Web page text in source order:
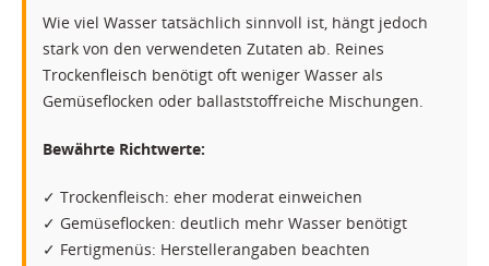
Wie viel Wasser tatsächlich sinnvoll ist, hängt jedoch
stark von den verwendeten Zutaten ab. Reines
Trockenfleisch benötigt oft weniger Wasser als
Gemüseflocken oder ballaststoffreiche Mischungen.
Bewährte Richtwerte:
✓ Trockenfleisch: eher moderat einweichen
✓ Gemüseflocken: deutlich mehr Wasser benötigt
✓ Fertigmenüs: Herstellerangaben beachten